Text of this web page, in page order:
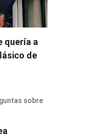
quería a
de